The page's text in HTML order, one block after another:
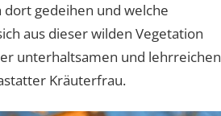
gedeihen und welche
aus dieser wilden Vegetation
unterhaltsamen und lehrreichen
Kräuterfrau.